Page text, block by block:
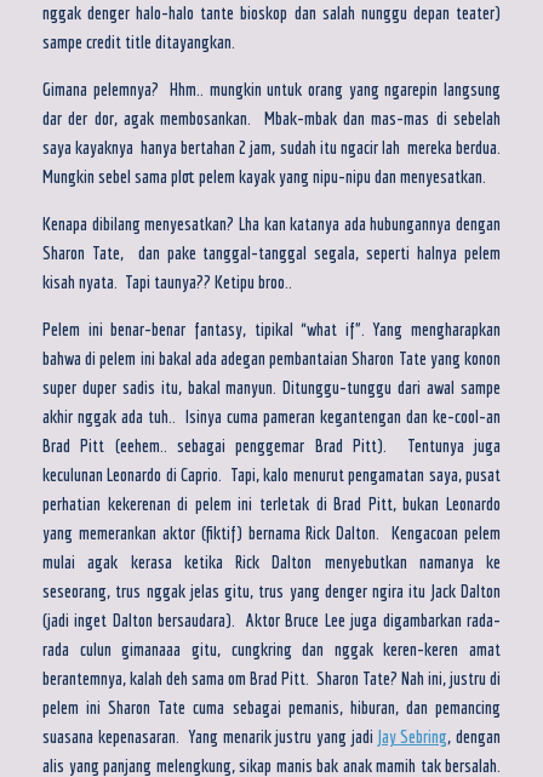
nggak denger halo-halo tante bioskop dan salah nunggu depan teater)
sampe credit title ditayangkan.
Gimana pelemnya? Hhm.. mungkin untuk orang yang ngarepin langsung
dar der dor, agak membosankan. Mbak-mbak dan mas-mas di sebelah
saya kayaknya hanya bertahan 2 jam, sudah itu ngacir lah mereka berdua.
Mungkin sebel sama plot pelem kayak yang nipu-nipu dan menyesatkan.
Kenapa dibilang menyesatkan? Lha kan katanya ada hubungannya dengan
Sharon Tate, dan pake tanggal-tanggal segala, seperti halnya pelem
kisah nyata. Tapi taunya?? Ketipu broo..
Pelem ini benar-benar fantasy, tipikal “what if”. Yang mengharapkan
bahwa di pelem ini bakal ada adegan pembantaian Sharon Tate yang konon
super duper sadis itu, bakal manyun. Ditunggu-tunggu dari awal sampe
akhir nggak ada tuh.. Isinya cuma pameran kegantengan dan ke-cool-an
Brad Pitt (eehem.. sebagai penggemar Brad Pitt). Tentunya juga
keculunan Leonardo di Caprio. Tapi, kalo menurut pengamatan saya, pusat
perhatian kekerenan di pelem ini terletak di Brad Pitt, bukan Leonardo
yang memerankan aktor (fiktif) bernama Rick Dalton. Kengacoan pelem
mulai agak kerasa ketika Rick Dalton menyebutkan namanya ke
seseorang, trus nggak jelas gitu, trus yang denger ngira itu Jack Dalton
(jadi inget Dalton bersaudara). Aktor Bruce Lee juga digambarkan rada-
rada culun gimanaaa gitu, cungkring dan nggak keren-keren amat
berantemnya, kalah deh sama om Brad Pitt. Sharon Tate? Nah ini, justru di
pelem ini Sharon Tate cuma sebagai pemanis, hiburan, dan pemancing
suasana kepenasaran. Yang menarik justru yang jadi Jay Sebring, dengan
alis yang panjang melengkung, sikap manis bak anak mamih tak bersalah.